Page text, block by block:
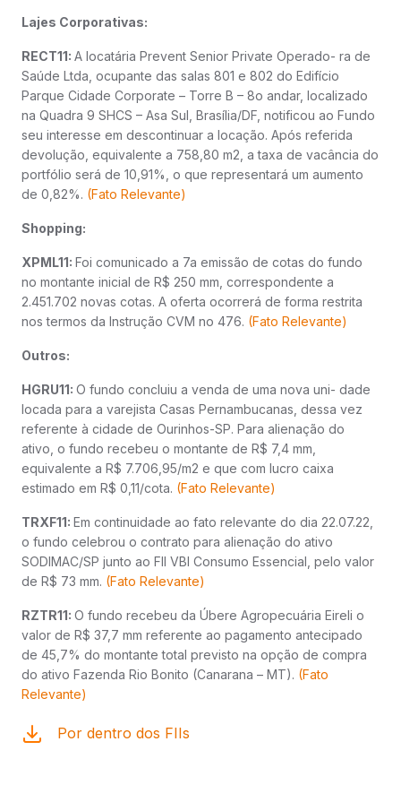
Lajes Corporativas:
RECT11: A locatária Prevent Senior Private Operado- ra de
Saúde Ltda, ocupante das salas 801 e 802 do Edifício
Parque Cidade Corporate – Torre B – 8o andar, localizado
na Quadra 9 SHCS – Asa Sul, Brasília/DF, notificou ao Fundo
seu interesse em descontinuar a locação. Após referida
devolução, equivalente a 758,80 m2, a taxa de vacância do
portfólio será de 10,91%, o que representará um aumento
de 0,82%. (Fato Relevante)
Shopping:
XPML11: Foi comunicado a 7a emissão de cotas do fundo
no montante inicial de R$ 250 mm, correspondente a
2.451.702 novas cotas. A oferta ocorrerá de forma restrita
nos termos da Instrução CVM no 476. (Fato Relevante)
Outros:
HGRU11: O fundo concluiu a venda de uma nova uni- dade
locada para a varejista Casas Pernambucanas, dessa vez
referente à cidade de Ourinhos-SP. Para alienação do
ativo, o fundo recebeu o montante de R$ 7,4 mm,
equivalente a R$ 7.706,95/m2 e que com lucro caixa
estimado em R$ 0,11/cota. (Fato Relevante)
TRXF11: Em continuidade ao fato relevante do dia 22.07.22,
o fundo celebrou o contrato para alienação do ativo
SODIMAC/SP junto ao FII VBI Consumo Essencial, pelo valor
de R$ 73 mm. (Fato Relevante)
RZTR11: O fundo recebeu da Úbere Agropecuária Eireli o
valor de R$ 37,7 mm referente ao pagamento antecipado
de 45,7% do montante total previsto na opção de compra
do ativo Fazenda Rio Bonito (Canarana – MT). (Fato
Relevante)
Por dentro dos FIIs